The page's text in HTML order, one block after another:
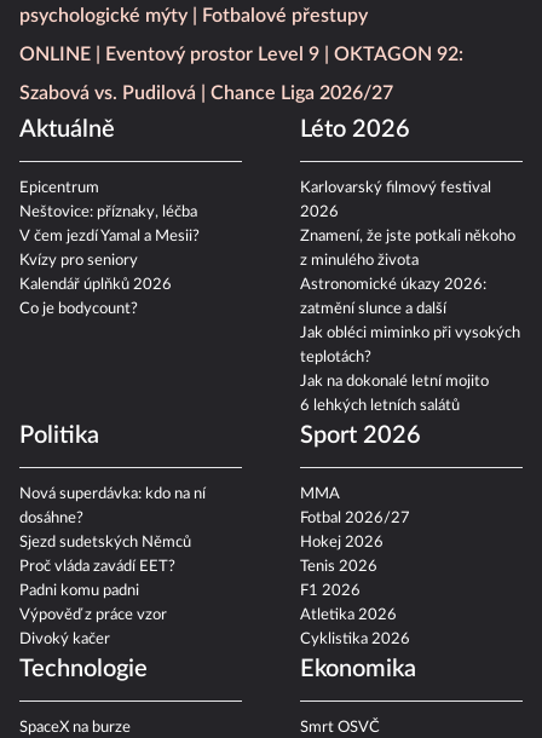
psychologické mýty
Fotbalové přestupy
ONLINE
Eventový prostor Level 9
OKTAGON 92:
Szabová vs. Pudilová
Chance Liga 2026/27
Aktuálně
Epicentrum
Neštovice: příznaky, léčba
V čem jezdí Yamal a Mesii?
Kvízy pro seniory
Kalendář úplňků 2026
Co je bodycount?
Léto 2026
Karlovarský filmový festival
2026
Znamení, že jste potkali někoho
z minulého života
Astronomické úkazy 2026:
zatmění slunce a další
Jak obléci miminko při vysokých
teplotách?
Jak na dokonalé letní mojito
6 lehkých letních salátů
Politika
Nová superdávka: kdo na ní
dosáhne?
Sjezd sudetských Němců
Proč vláda zavádí EET?
Padni komu padni
Výpověď z práce vzor
Divoký kačer
Sport 2026
MMA
Fotbal 2026/27
Hokej 2026
Tenis 2026
F1 2026
Atletika 2026
Cyklistika 2026
Technologie
SpaceX na burze
Ekonomika
Smrt OSVČ